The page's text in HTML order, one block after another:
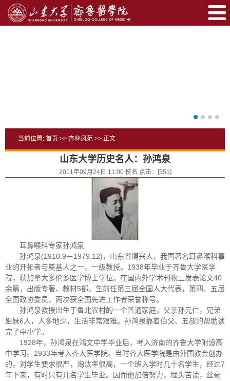
当前位置: 首页 >> 杏林风范 >> 正文
山东大学历史名人：孙鸿泉
2011年09月24日 11:00 佚名 点击：[551]
耳鼻喉科专家孙鸿泉
孙鸿泉(1910.9－1979.12)，山东省博兴人，我国著名耳鼻喉科事
业的开拓者与奠基人之一，一级教授。1938年毕业于齐鲁大学医学
院，获加拿大多伦多医学博士学位。在国内外学术刊物上发表论文40
余篇，出版专著、教材5部。生前任第三届全国人大代表，第四、五届
全国政协委员，两次获全国先进工作者荣誉称号。
孙鸿泉教授出生于鲁北农村的一个普通家庭，父亲孙元仁，兄弟
姐妹6人，人多地少，生活非常艰难。孙鸿泉靠着伯父、五叔的帮助读
完了中小学。
1928年，孙鸿泉在鸿文中学毕业后，考入济南的齐鲁大学附设高
中学习。1933年考入齐大医学院。当时齐大医学院是由外国教会创办
的，对学生要求很严，淘汰率很高，一个班入学时几十名学生，经过7
年下来，有时只有几名学生毕业。因而他加倍努力，埋头苦读，丝毫